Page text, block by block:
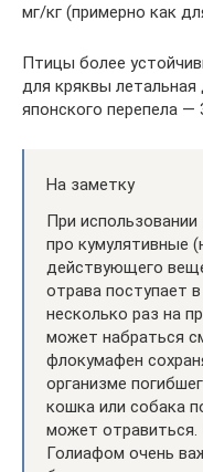
мг/кг (примерно как
Птицы более
для кряквы летальная
японского перепела —
На заметку
При
про кумулятивные
действующего
отрава поступает
несколько раз на
может набраться
флокумафен
организме
кошка или собака
может отравиться.
Голиафом очень